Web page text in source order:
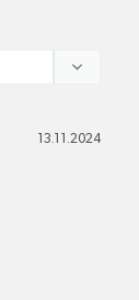
13.11.2024